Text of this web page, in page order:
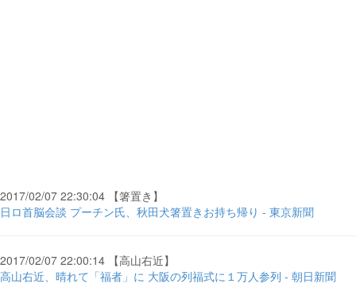
2017/02/07 22:30:04 【箸置き】
日ロ首脳会談 プーチン氏、秋田犬箸置きお持ち帰り - 東京新聞
2017/02/07 22:00:14 【高山右近】
高山右近、晴れて「福者」に 大阪の列福式に１万人参列 - 朝日新聞